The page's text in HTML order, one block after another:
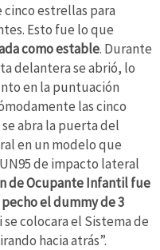
cinco estrellas para
Esto fue lo que
como estable. Durante
delantera se abrió, lo
en la puntuación
las cinco
abra la puerta del
en un modelo que
de impacto lateral
de Ocupante Infantil fue
el dummy de 3
colocara el Sistema de
hacia atrás”.